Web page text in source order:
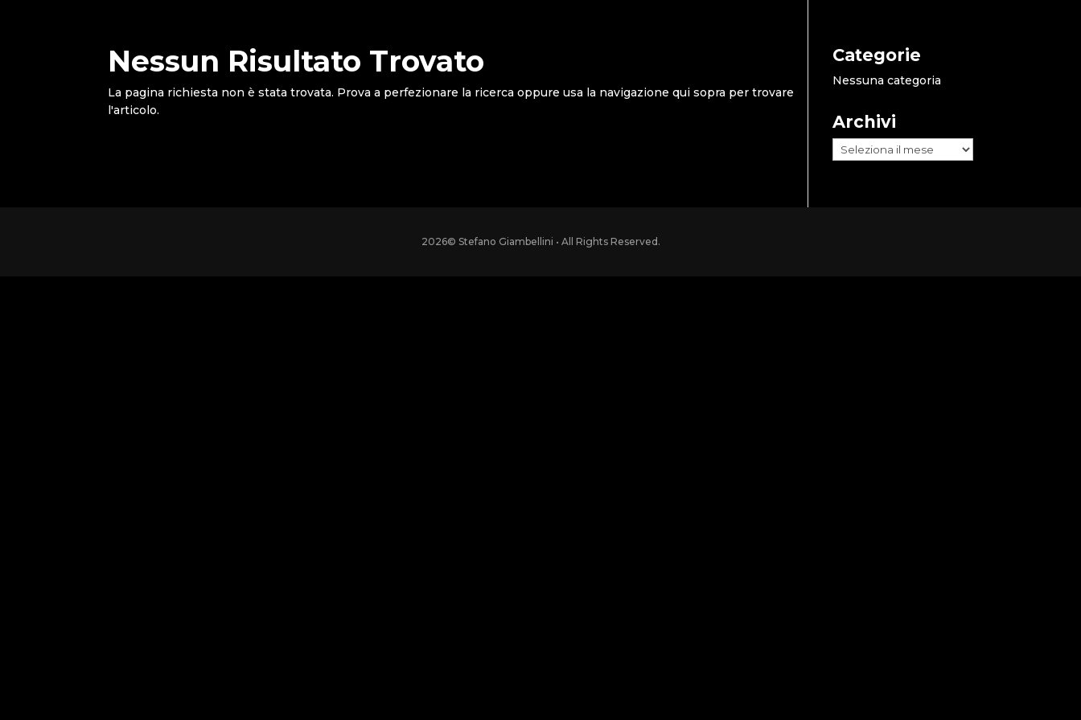
Nessun Risultato Trovato
La pagina richiesta non è stata trovata. Prova a perfezionare la ricerca oppure usa la navigazione qui sopra per trovare
l'articolo.
Categorie
Nessuna categoria
Archivi
Archivi
2026© Stefano Giambellini • All Rights Reserved.